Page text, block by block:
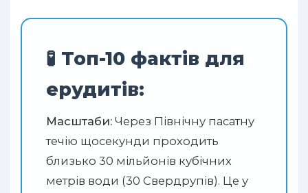
🧪 Топ-10 фактів для
ерудитів:
Масштаби: Через Північну пасатну
течію щосекунди проходить
близько 30 мільйонів кубічних
метрів води (30 Свердрупів). Це у